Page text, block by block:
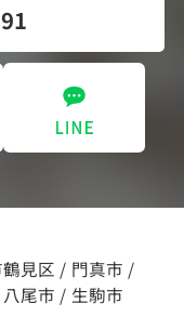
見区 / 門真市 /
八尾市 / 生駒市